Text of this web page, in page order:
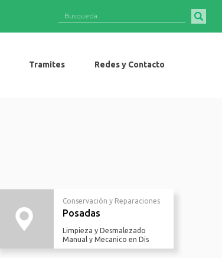
Redes y Contacto
Tramites
Conservación y Reparaciones
Posadas
Limpieza y Desmalezado
Manual y Mecanico en Dis